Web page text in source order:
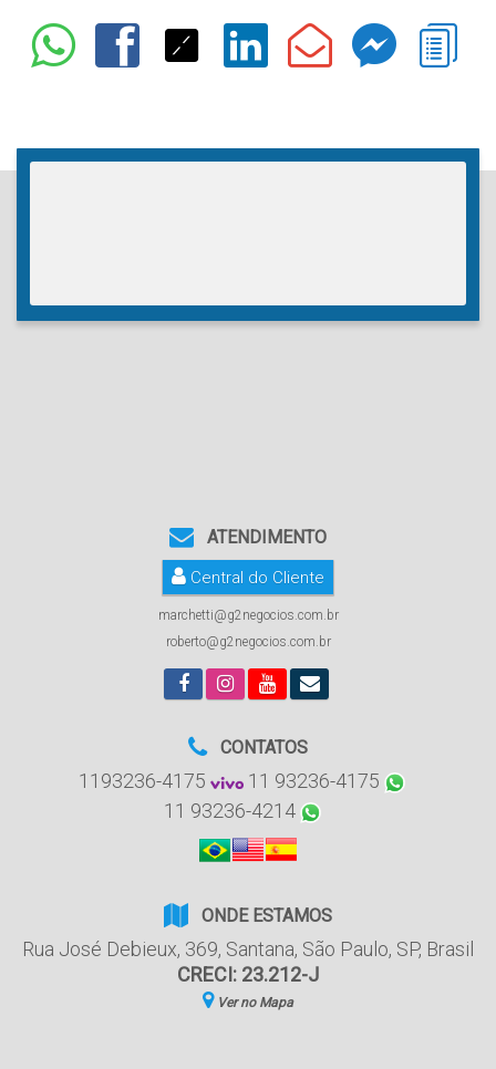
ATENDIMENTO
Central do Cliente
marchetti@g2negocios.com.br
roberto@g2negocios.com.br
CONTATOS
1193236-4175
11 93236-4175
11 93236-4214
ONDE ESTAMOS
Rua José Debieux, 369, Santana, São Paulo, SP, Brasil
CRECI: 23.212-J
Ver no Mapa